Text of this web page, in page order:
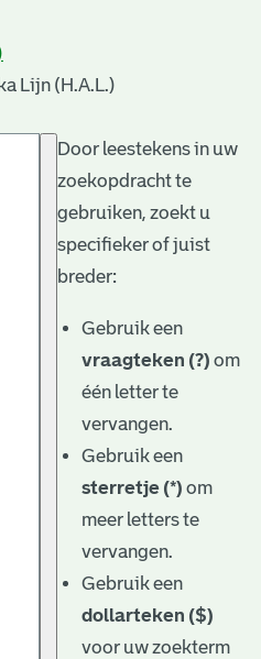
Lijn (H.A.L.)
Door leestekens in uw
zoekopdracht te
gebruiken, zoekt u
specifieker of juist
breder:
Gebruik een
vraagteken (?) om
één letter te
vervangen.
Gebruik een
sterretje (*) om
meer letters te
vervangen.
Gebruik een
dollarteken ($)
voor uw zoekterm